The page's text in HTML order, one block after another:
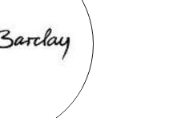
Betty Barclay